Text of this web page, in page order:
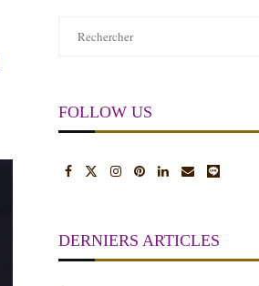
FOLLOW US
DERNIERS ARTICLES